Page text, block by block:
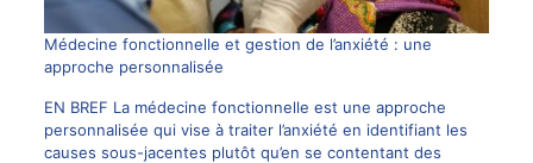
Médecine fonctionnelle et gestion de l’anxiété : une
approche personnalisée
EN BREF La médecine fonctionnelle est une approche
personnalisée qui vise à traiter l’anxiété en identifiant les
causes sous-jacentes plutôt qu’en se contentant des